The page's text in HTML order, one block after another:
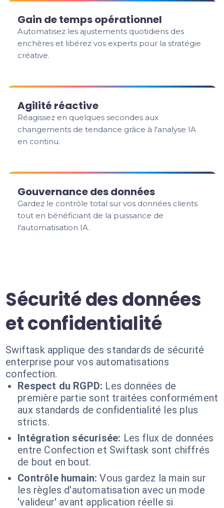
Gain de temps opérationnel
Automatisez les ajustements quotidiens des
enchères et libérez vos experts pour la stratégie
créative.
Agilité réactive
Réagissez en quelques secondes aux
changements de tendance grâce à l'analyse IA
en continu.
Gouvernance des données
Gardez le contrôle total sur vos données clients
tout en bénéficiant de la puissance de
l'automatisation IA.
Sécurité des données
et confidentialité
Swiftask applique des standards de sécurité
enterprise pour vos automatisations
confection.
Respect du RGPD: Les données de
première partie sont traitées conformément
aux standards de confidentialité les plus
stricts.
Intégration sécurisée: Les flux de données
entre Confection et Swiftask sont chiffrés
de bout en bout.
Contrôle humain: Vous gardez la main sur
les règles d'automatisation avec un mode
'valideur' avant application réelle si